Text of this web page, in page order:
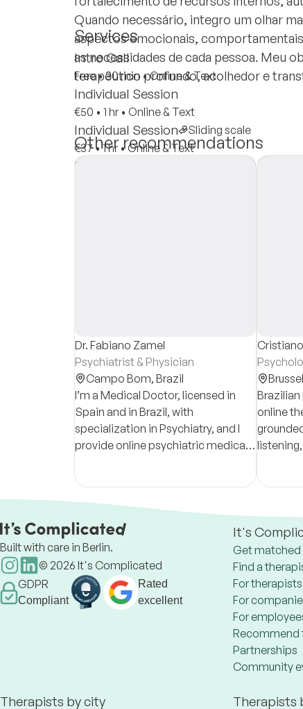
Quando necessário, integro um olhar
aspectos emocionais,
as necessidades de cada pessoa. Meu
terapêutico profundo, acolhedor e
Services
Intro Call
Free•30 min •Online & Text
Individual Session
€50 • 1 hr • Online & Text
Individual Session
Sliding scale
€37 •1 hr • Online & Text
Insurances
Other recommendations
Dr. Fabiano Zamel
Psychiatrist & Physician
Campo Bom, Brazil
I’m a Medical Doctor, licensed in
Spain and in Brazil, with
specialization in Psychiatry, and I
provide online psychiatric medical
European Union.
online
abroad.
Built with care in Berlin.
© 2026 It's Complicated
GDPR
Compliant
Rated
excellent
It's
Get matched
Find a
For therapists
For
For
Recommend
Partnerships
Community
Therapists by city Therapists